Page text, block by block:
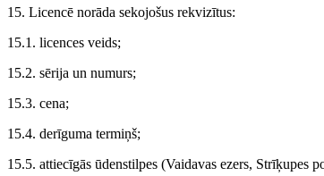
15. Licencē norāda sekojošus rekvizītus:
15.1. licences veids;
15.2. sērija un numurs;
15.3. cena;
15.4. derīguma termiņš;
15.5. attiecīgās ūdenstilpes (Vaidavas ezers, Strīķupes